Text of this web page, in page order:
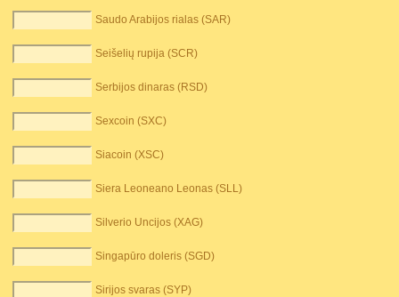
Saudo Arabijos rialas (SAR)
Seišelių rupija (SCR)
Serbijos dinaras (RSD)
Sexcoin (SXC)
Siacoin (XSC)
Siera Leoneano Leonas (SLL)
Silverio Uncijos (XAG)
Singapūro doleris (SGD)
Sirijos svaras (SYP)